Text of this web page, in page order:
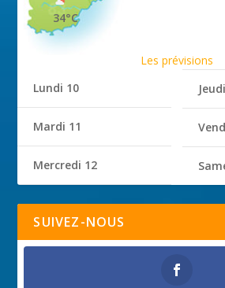
34°C
Les prévisions
Lundi 10
Mardi 11
Mercredi 12
SUIVEZ-NOUS